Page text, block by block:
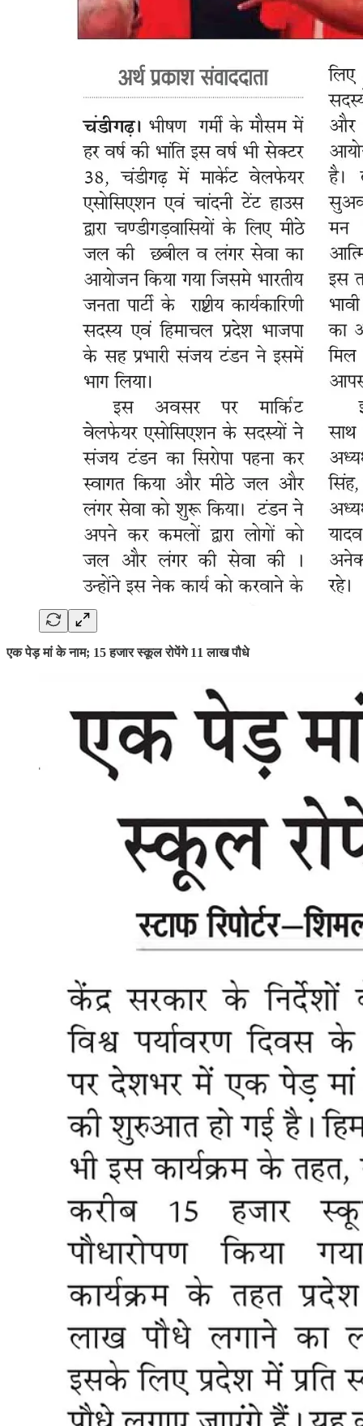
एक पेड़ मां के नाम; 15 हजार स्कूल रोपेंगे 11 लाख पौधे